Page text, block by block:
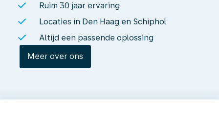
Ruim 30 jaar ervaring
Locaties in Den Haag en Schiphol
Altijd een passende oplossing
Meer over ons